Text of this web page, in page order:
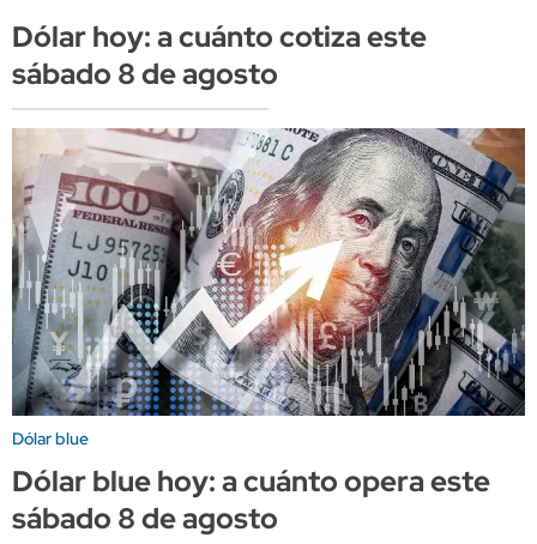
Dólar hoy: a cuánto cotiza este
sábado 8 de agosto
Dólar blue
Dólar blue hoy: a cuánto opera este
sábado 8 de agosto